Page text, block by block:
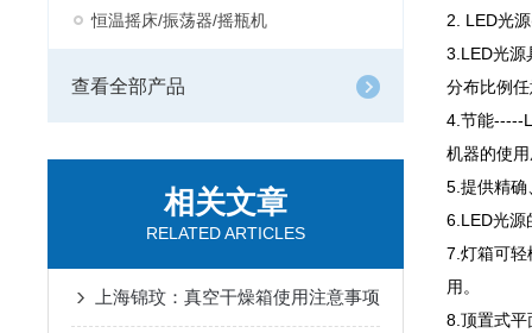
恒温摇床/振荡器/摇瓶机
查看全部产品
相关文章
RELATED ARTICLES
上海锦玟：真空干燥箱使用注意事项
2. LED光
3.LED光源
分布比例
4.节能-----
机器的使
5.提供精确
6.LED光源
7.灯箱可轻
用。
8.顶置式平